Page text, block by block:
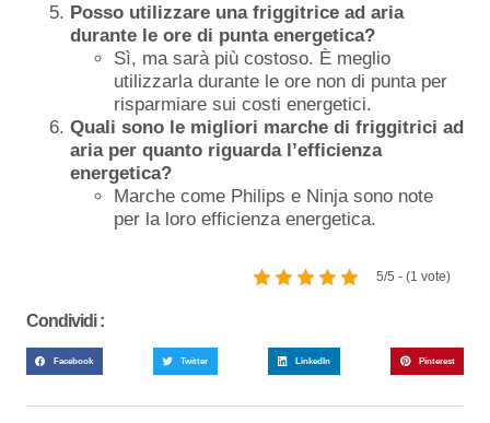
Posso utilizzare una friggitrice ad aria
durante le ore di punta energetica?
Sì, ma sarà più costoso. È meglio
utilizzarla durante le ore non di punta per
risparmiare sui costi energetici.
Quali sono le migliori marche di friggitrici ad
aria per quanto riguarda l’efficienza
energetica?
Marche come Philips e Ninja sono note
per la loro efficienza energetica.
5/5 - (1 vote)
Condividi :
Facebook Twitter LinkedIn Pinterest